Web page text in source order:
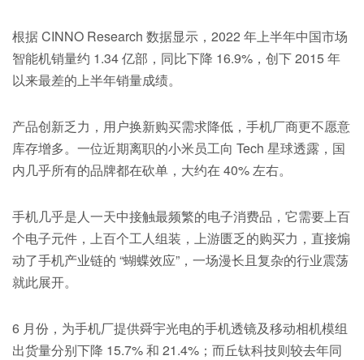
根据 CINNO Research 数据显示，2022 年上半年中国市场
智能机销量约 1.34 亿部，同比下降 16.9%，创下 2015 年
以来最差的上半年销量成绩。
产品创新乏力，用户换新购买需求降低，手机厂商更不愿意
库存增多。一位近期离职的小米员工向 Tech 星球透露，国
内几乎所有的品牌都在砍单，大约在 40% 左右。
手机几乎是人一天中接触最频繁的电子消费品，它需要上百
个电子元件，上百个工人组装，上游匮乏的购买力，直接煽
动了手机产业链的 “蝴蝶效应”，一场漫长且复杂的行业震荡
就此展开。
6 月份，为手机厂提供舜宇光电的手机透镜及移动相机模组
出货量分别下降 15.7% 和 21.4%；而丘钛科技则较去年同